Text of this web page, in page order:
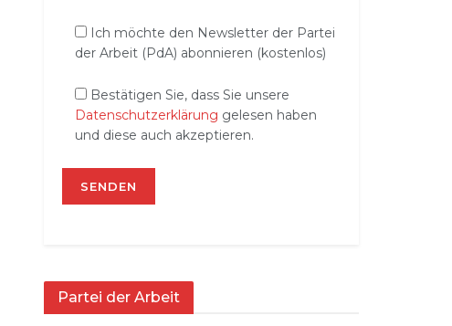
Ich möchte den Newsletter der Partei
der Arbeit (PdA) abonnieren (kostenlos)
Bestätigen Sie, dass Sie unsere
Datenschutzerklärung gelesen haben
und diese auch akzeptieren.
Partei der Arbeit